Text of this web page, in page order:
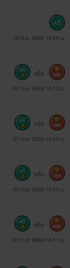
18 มิ.ย. 2569 14:24 น.
07 ก.ค. 2569 14:13 น.
หรือ 300
07 ก.ค. 2569 14:10 น.
หรือ 300
07 ก.ค. 2569 14:10 น.
หรือ 300
07 ก.ค. 2569 14:11 น.
หรือ 300